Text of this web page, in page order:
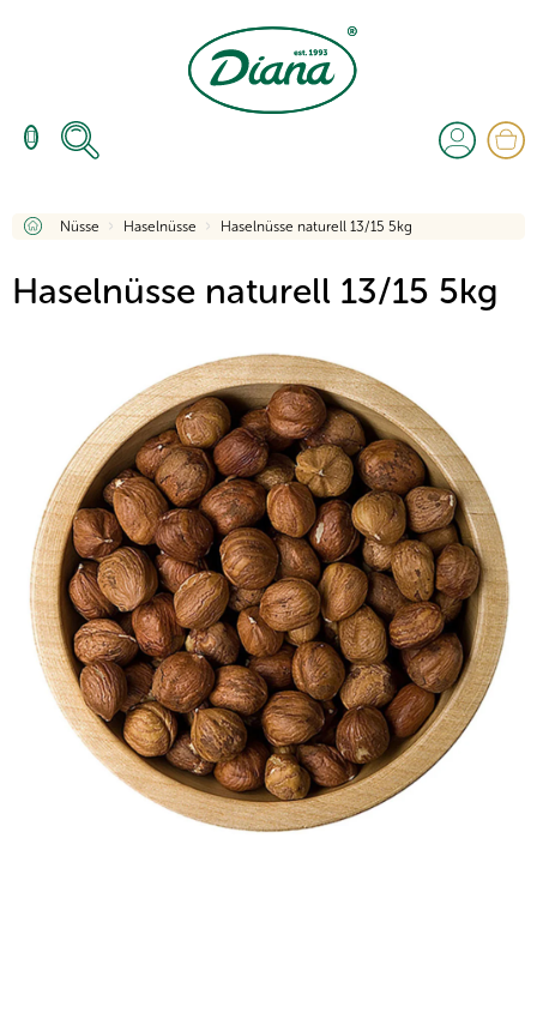
Startseite
Nüsse Haselnüsse Haselnüsse naturell 13/15 5kg
Haselnüsse naturell 13/15 5kg